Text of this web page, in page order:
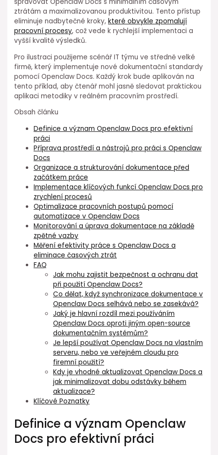
ztrátám a maximalizovanou produktivitou. Tento přístup
eliminuje nadbytečné kroky,⁤které obvykle zpomalují⁤
pracovní procesy, ⁤což vede k rychlejší implementaci a
vyšší kvalitě výsledků.
Pro ilustraci použijeme scénář IT týmu ⁣ve středně velké
firmě, který implementuje nové dokumentační standardy
pomocí Openclaw Docs. Každý krok bude aplikován ⁣na
tento příklad, aby čtenář mohl jasně sledovat praktickou
aplikaci metodiky v reálném pracovním prostředí.
Obsah článku
Definice a význam Openclaw Docs pro efektivní
práci
Příprava prostředí a ⁣nástrojů pro práci s Openclaw
Docs
Organizace a strukturování dokumentace ⁢před
začátkem práce
Implementace klíčových funkcí Openclaw Docs pro
zrychlení procesů
Optimalizace pracovních postupů pomocí
automatizace v Openclaw Docs
Monitorování⁢ a úprava dokumentace na ⁣základě
zpětné vazby
Měření efektivity práce s Openclaw Docs⁣ a
eliminace časových ztrát
FAQ
Jak mohu zajistit bezpečnost a ochranu dat
při použití Openclaw Docs?
Co dělat, když synchronizace dokumentace v
Openclaw Docs selhává nebo se zasekává?
Jaký je hlavní rozdíl mezi používáním
Openclaw Docs ⁣oproti jiným open-source
dokumentačním systémům?
Je lepší používat Openclaw Docs na vlastním
⁣serveru, ⁣nebo ve veřejném cloudu pro
firemní použití?
Kdy⁣ je vhodné aktualizovat Openclaw Docs a
jak minimalizovat ⁤dobu odstávky během
aktualizace?
Klíčové Poznatky
Definice a význam Openclaw
Docs pro efektivní práci